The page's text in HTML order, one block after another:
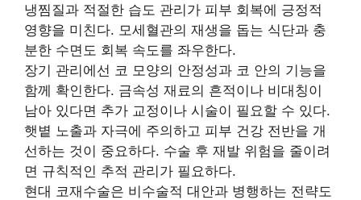
냉찜질과 적절한 습도 관리가 피부 회복에 긍정적
영향을 미친다. 모세혈관의 재생을 돕는 식단과 충
분한 수면도 회복 속도를 좌우한다.
장기 관리에선 코 모양의 안정성과 코 안의 기능을
함께 확인한다. 금속성 재료의 흔적이나 비대칭이
남아 있다면 추가 교정이나 시술이 필요할 수 있다.
햇볕 노출과 자극에 주의하고 피부 건강 전반을 개
선하는 것이 중요하다. 수술 후 재발 위험을 줄이려
면 규칙적인 추적 관리가 필요하다.
현대 코재수술은 비수술적 대안과 병행하는 전략도